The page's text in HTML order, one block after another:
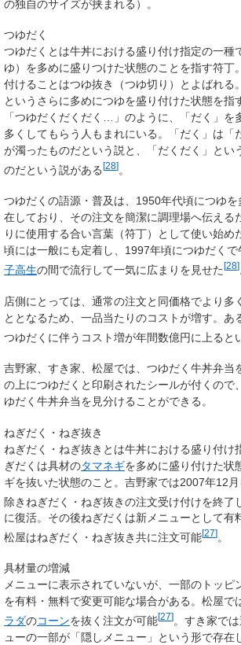
の独自のサイズが挟まれる）。
つゆだく
つゆだくとは牛丼における盛り付け指定の一種
ゆ）を多めに盛りつけた状態のことを指す符丁
付けることはつゆ抜き （つゆ切り ）とよばれる
というさらに多めにつゆを盛り付けた状態を指
「つゆだくだくだく…」のように、「だく」を
多くしてもらう人もまれにいる。「だく」は「
が濁ったものだという説と、「だくだく」とい
のだという説がある [28] 。
つゆだくの語源・普及は、1950年代頃につゆ
在しており、その注文を簡潔に調理場へ伝える
りに使用する合い言葉（符丁）として使い始め
頃には一般にも定着し、1997年頃につゆだく
子高生の間で流行して一気に広まりを見せた [28]
店側にとっては、通常の注文と同価格でより多
ととなるため、一品当たりのコストが増す。あ
つゆだくに伴うコスト増が年間数億円に上ると
吉野家、すき家、松屋では、つゆだく牛丼弁当
の上につゆだくと印刷されたシールが付くので
ゆだく牛丼弁当を見分けることができる。
ねぎだく・ねぎ抜き
ねぎだく・ねぎ抜きとは牛丼における盛り付け
ぎだくは具材のタマネギを多めに盛り付けた状
ギを抜いた状態のこと。吉野家では2007年12
除きねぎだく・ねぎ抜きの注文受け付けを終了
に復活。その後ねぎだくは新メニューとして有
松屋はねぎだく・ねぎ抜き共に注文可能[27] 。
具材量の増減
メニューに表示されていないが、一部のトッピ
を有料・無料で変更可能な場合がある。松屋で
ラダのコーンを抜く注文が可能[27] 。すき家で
ューの一部が「隠しメニュー」という形で存在